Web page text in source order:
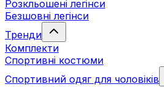
Розкльошені легінси
Безшовні легінси
Тренди
Комплекти
Спортивні костюми
Спортивний одяг для чоловіків